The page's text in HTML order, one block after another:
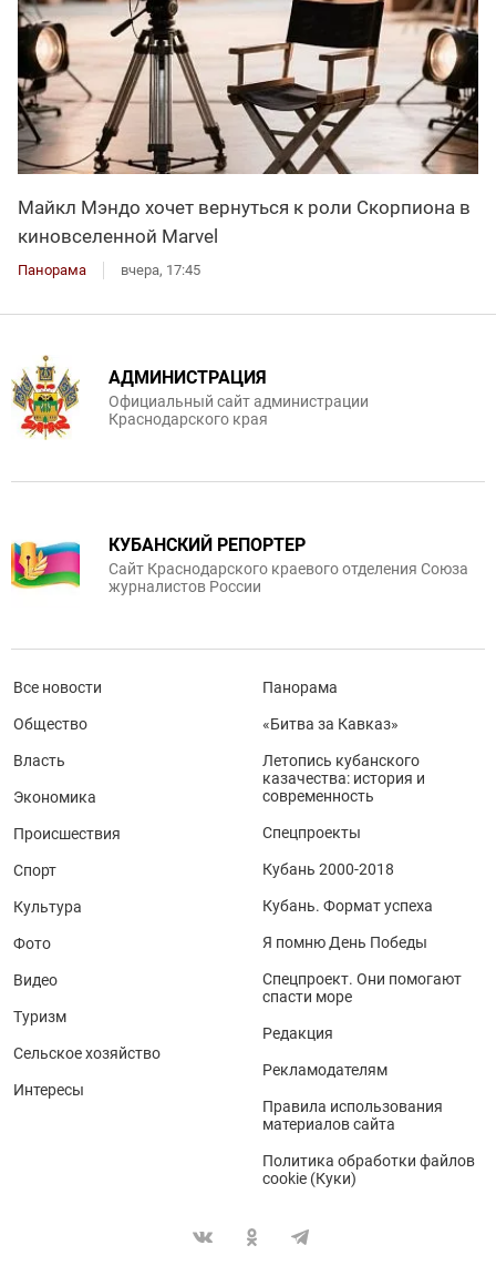
Майкл Мэндо хочет вернуться к роли Скорпиона в
киновселенной Marvel
Панорама вчера, 17:45
АДМИНИСТРАЦИЯ
Официальный сайт администрации
Краснодарского края
КУБАНСКИЙ РЕПОРТЕР
Сайт Краснодарского краевого отделения Союза
журналистов России
Все новости
Общество
Власть
Экономика
Происшествия
Спорт
Культура
Фото
Видео
Туризм
Сельское хозяйство
Интересы
Панорама
«Битва за Кавказ»
Летопись кубанского
казачества: история и
современность
Спецпроекты
Кубань 2000-2018
Кубань. Формат успеха
Я помню День Победы
Спецпроект. Они помогают
спасти море
Редакция
Рекламодателям
Правила использования
материалов сайта
Политика обработки файлов
cookie (Куки)